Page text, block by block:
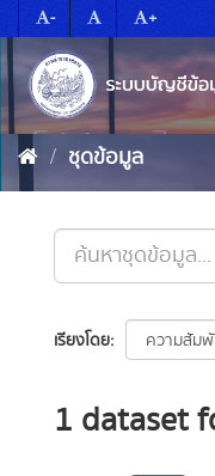
to
content
- +
ชุดข้อมูล
เรียงโดย
1 dataset